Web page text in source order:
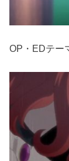
OP・EDテー